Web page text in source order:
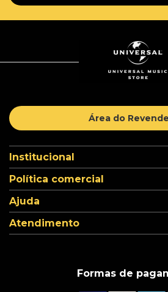
Área do
Institucional
Política comercial
Ajuda
Atendimento
Formas de